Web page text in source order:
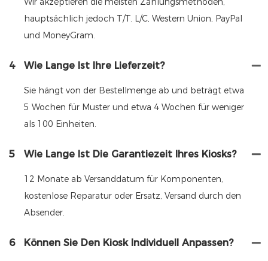
hauptsächlich jedoch T/T. L/C, Western Union, PayPal
und MoneyGram.
4 Wie Lange Ist Ihre Lieferzeit?
Sie hängt von der Bestellmenge ab und beträgt etwa
5 Wochen für Muster und etwa 4 Wochen für weniger
als 100 Einheiten.
5 Wie Lange Ist Die Garantiezeit Ihres Kiosks?
12 Monate ab Versanddatum für Komponenten,
kostenlose Reparatur oder Ersatz, Versand durch den
Absender.
6 Können Sie Den Kiosk Individuell Anpassen?